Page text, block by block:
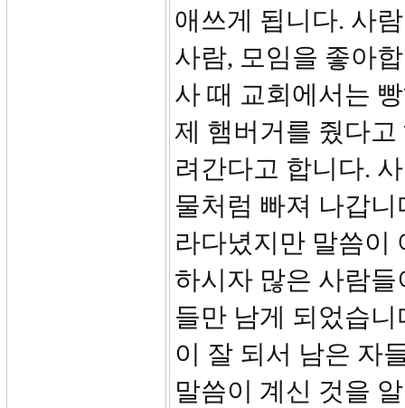
애쓰게 됩니다. 사
사람, 모임을 좋아
사 때 교회에서는
제 햄버거를 줬다
려간다고 합니다.
물처럼 빠져 나갑
라다녔지만 말씀이
하시자 많은 사람
들만 남게 되었습
이 잘 되서 남은 자
말씀이 계신 것을